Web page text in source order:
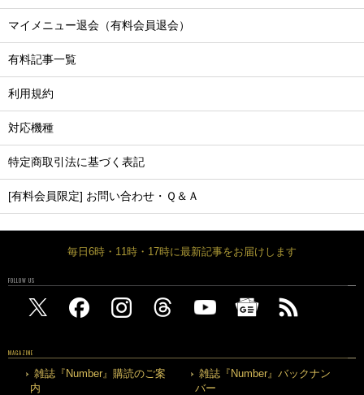
マイメニュー退会（有料会員退会）
有料記事一覧
利用規約
対応機種
特定商取引法に基づく表記
[有料会員限定] お問い合わせ・Ｑ＆Ａ
毎日6時・11時・17時に最新記事をお届けします
FOLLOW US
MAGAZINE
雑誌『Number』購読のご案
内
雑誌『Number』バックナン
バー